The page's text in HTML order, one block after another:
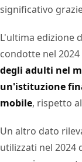
significativo
L'ultima edizione
condotte nel
degli adulti nel
un'istituzione
mobile, rispetto
Un altro dato
utilizzati nel 2024